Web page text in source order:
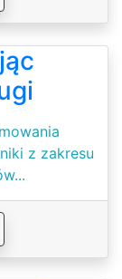
z zakresu